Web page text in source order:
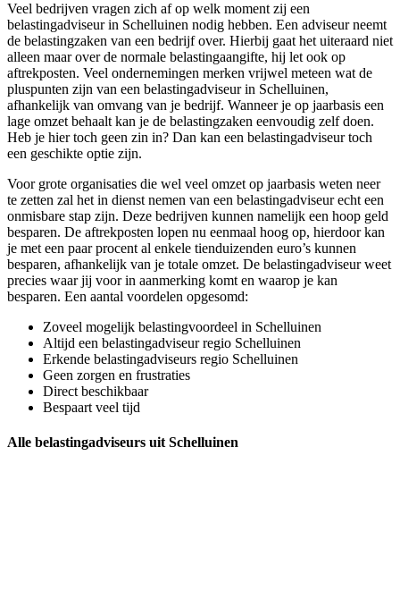
Veel bedrijven vragen zich af op welk moment zij een
belastingadviseur in Schelluinen nodig hebben. Een adviseur neemt
de belastingzaken van een bedrijf over. Hierbij gaat het uiteraard niet
alleen maar over de normale belastingaangifte, hij let ook op
aftrekposten. Veel ondernemingen merken vrijwel meteen wat de
pluspunten zijn van een belastingadviseur in Schelluinen,
afhankelijk van omvang van je bedrijf. Wanneer je op jaarbasis een
lage omzet behaalt kan je de belastingzaken eenvoudig zelf doen.
Heb je hier toch geen zin in? Dan kan een belastingadviseur toch
een geschikte optie zijn.
Voor grote organisaties die wel veel omzet op jaarbasis weten neer
te zetten zal het in dienst nemen van een belastingadviseur echt een
onmisbare stap zijn. Deze bedrijven kunnen namelijk een hoop geld
besparen. De aftrekposten lopen nu eenmaal hoog op, hierdoor kan
je met een paar procent al enkele tienduizenden euro’s kunnen
besparen, afhankelijk van je totale omzet. De belastingadviseur weet
precies waar jij voor in aanmerking komt en waarop je kan
besparen. Een aantal voordelen opgesomd:
Zoveel mogelijk belastingvoordeel in Schelluinen
Altijd een belastingadviseur regio Schelluinen
Erkende belastingadviseurs regio Schelluinen
Geen zorgen en frustraties
Direct beschikbaar
Bespaart veel tijd
Alle belastingadviseurs uit Schelluinen